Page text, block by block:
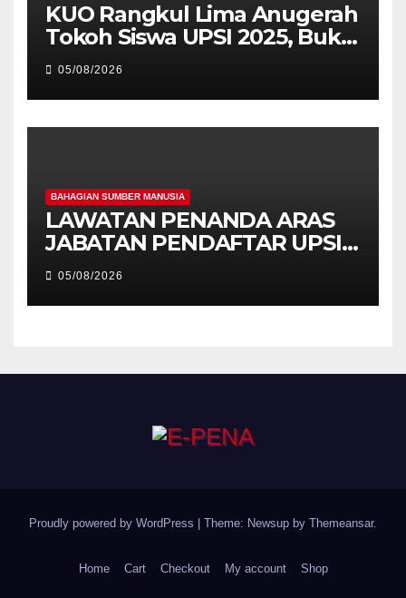
KUO Rangkul Lima Anugerah
Tokoh Siswa UPSI 2025, Bukti
Kecemerlangan Mahasiswa
Holistik
05/08/2026
BAHAGIAN SUMBER MANUSIA
LAWATAN PENANDA ARAS
JABATAN PENDAFTAR UPSI
KE JABATAN PENDAFTAR
UniSZA – PERKUKUH
KERJASAMA STRATEGIK
05/08/2026
Proudly powered by WordPress | Theme: Newsup by Themeansar.
Home Cart Checkout My account Shop